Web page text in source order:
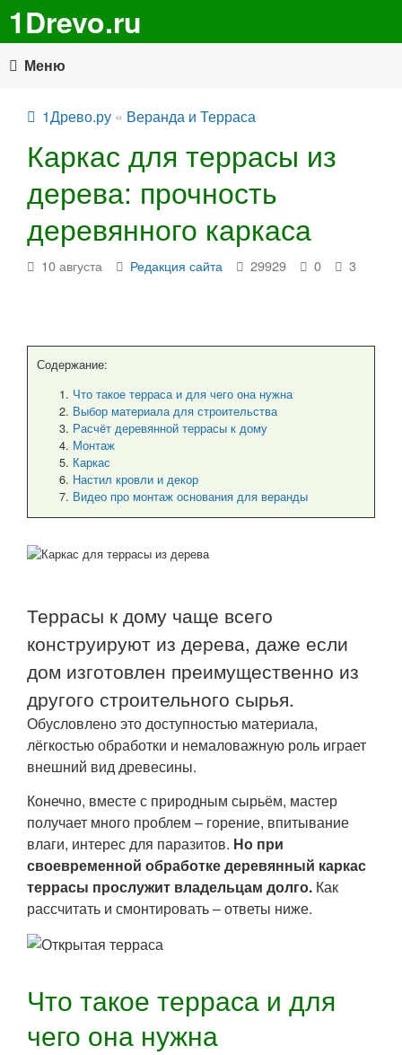
1Drevo.ru
Меню
1Древо.ру « Веранда и Терраса
Каркас для террасы из
дерева: прочность
деревянного каркаса
10 августа Редакция сайта 29929 0 3
Содержание:
Что такое терраса и для чего она нужна
Выбор материала для строительства
Расчёт деревянной террасы к дому
Монтаж
Каркас
Настил кровли и декор
Видео про монтаж основания для веранды
Террасы к дому чаще всего
конструируют из дерева, даже если
дом изготовлен преимущественно из
другого строительного сырья.
Обусловлено это доступностью материала,
лёгкостью обработки и немаловажную роль играет
внешний вид древесины.
Конечно, вместе с природным сырьём, мастер
получает много проблем – горение, впитывание
влаги, интерес для паразитов. Но при
своевременной обработке деревянный каркас
террасы прослужит владельцам долго. Как
рассчитать и смонтировать – ответы ниже.
Что такое терраса и для
чего она нужна